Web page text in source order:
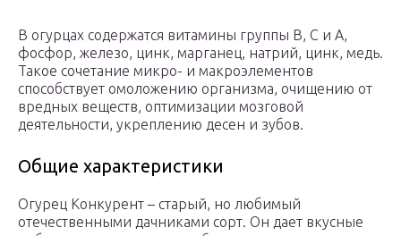
В огурцах содержатся витамины группы В, С и А,
фосфор, железо, цинк, марганец, натрий, цинк, медь.
Такое сочетание микро- и макроэлементов
способствует омоложению организма, очищению от
вредных веществ, оптимизации мозговой
деятельности, укреплению десен и зубов.
Общие характеристики
Огурец Конкурент – старый, но любимый
отечественными дачниками сорт. Он дает вкусные